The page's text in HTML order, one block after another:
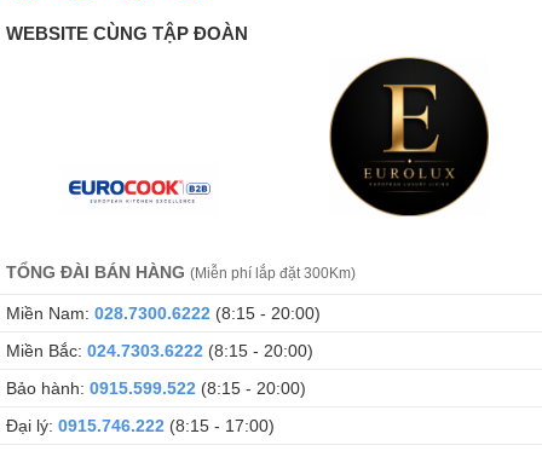
Màn hình hiển thị TFT
Màn hình hiển thị TFT (Thin Film Transistor) được thiết kế trong
Serie 8 cho người dùng dễ dàng
sử dụng menu và theo dõi hoạt động của thiết bị, với thông tin
đầy đủ về cài đặt đã chọn và chức năng bổ sung. Thông tin hiển
thị rõ ràng, các kỹ hiệu dễ hiểu, trực quan, hình ảnh sắc nét giúp
WEBSITE CÙNG TẬP ĐOÀN
TỔNG ĐÀI BÁN HÀNG (Miễn phí lắp đặt 300Km)
Miền Nam: 028.7300.6222 (8:15 - 20:00)
Miền Bắc: 024.7303.6222 (8:15 - 20:00)
Bảo hành: 0915.599.522 (8:15 - 20:00)
Đại lý: 0915.746.222 (8:15 - 17:00)